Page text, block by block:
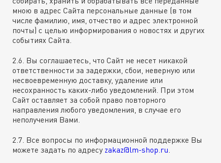
мною в адрес Сайта персональные данные (в том
числе фамилию, имя, отчество и адрес электронной
почты) с целью информирования о новостях и других
событиях Сайта.
2.6. Вы соглашаетесь, что Сайт не несет никакой
ответственности за задержки, сбои, неверную или
несвоевременную доставку, удаление или
несохранность каких-либо уведомлений. При этом
Сайт оставляет за собой право повторного
направления любого уведомления, в случае его
неполучения Вами.
2.7. Все вопросы по информационной поддержке Вы
можете задать по адресу zakaz@lm-shop.ru